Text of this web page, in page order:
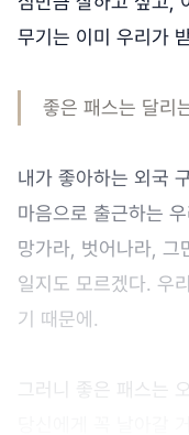
무기는 이미 우리가
좋은 패스는 달리
내가 좋아하는 외국
마음으로 출근하는
망가라, 벗어나라, 그
일지도 모르겠다. 우
기 때문에.
그러니 좋은 패스는